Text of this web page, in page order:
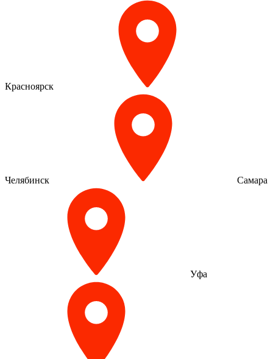
Красноярск
Челябинск Самара
Уфа